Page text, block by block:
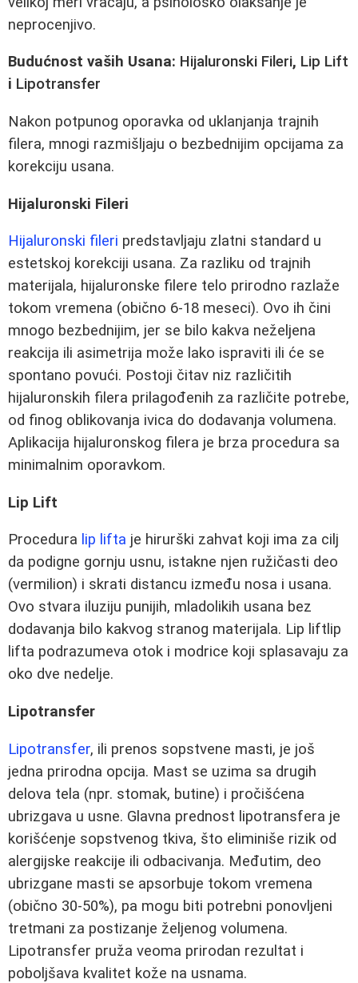
neprocenjivo.
Budućnost vaših Usana: Hijaluronski Fileri, Lip Lift
i Lipotransfer
Nakon potpunog oporavka od uklanjanja trajnih
filera, mnogi razmišljaju o bezbednijim opcijama za
korekciju usana.
Hijaluronski Fileri
Hijaluronski fileri predstavljaju zlatni standard u
estetskoj korekciji usana. Za razliku od trajnih
materijala, hijaluronske filere telo prirodno razlaže
tokom vremena (obično 6-18 meseci). Ovo ih čini
mnogo bezbednijim, jer se bilo kakva neželjena
reakcija ili asimetrija može lako ispraviti ili će se
spontano povući. Postoji čitav niz različitih
hijaluronskih filera prilagođenih za različite potrebe,
od finog oblikovanja ivica do dodavanja volumena.
Aplikacija hijaluronskog filera je brza procedura sa
minimalnim oporavkom.
Lip Lift
Procedura lip lifta je hirurški zahvat koji ima za cilj
da podigne gornju usnu, istakne njen ružičasti deo
(vermilion) i skrati distancu između nosa i usana.
Ovo stvara iluziju punijih, mladolikih usana bez
dodavanja bilo kakvog stranog materijala. Lip liftlip
lifta podrazumeva otok i modrice koji splasavaju za
oko dve nedelje.
Lipotransfer
Lipotransfer, ili prenos sopstvene masti, je još
jedna prirodna opcija. Mast se uzima sa drugih
delova tela (npr. stomak, butine) i pročišćena
ubrizgava u usne. Glavna prednost lipotransfera je
korišćenje sopstvenog tkiva, što eliminiše rizik od
alergijske reakcije ili odbacivanja. Međutim, deo
ubrizgane masti se apsorbuje tokom vremena
(obično 30-50%), pa mogu biti potrebni ponovljeni
tretmani za postizanje željenog volumena.
Lipotransfer pruža veoma prirodan rezultat i
poboljšava kvalitet kože na usnama.